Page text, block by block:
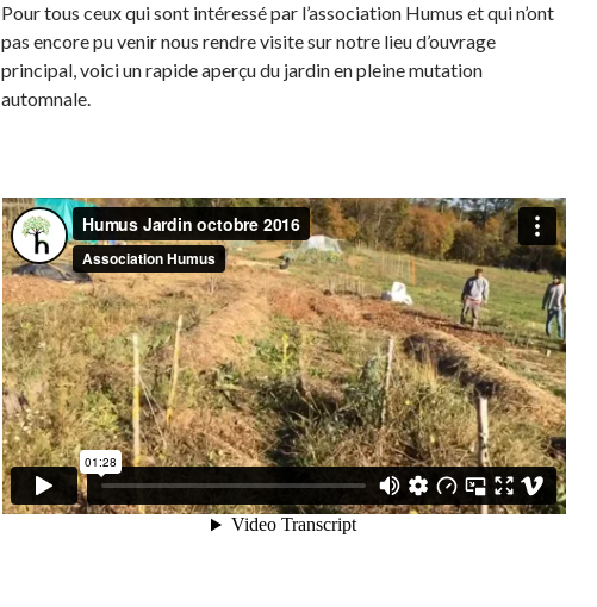
Pour tous ceux qui sont intéressé par l’association Humus et qui n’ont
pas encore pu venir nous rendre visite sur notre lieu d’ouvrage
principal, voici un rapide aperçu du jardin en pleine mutation
automnale.